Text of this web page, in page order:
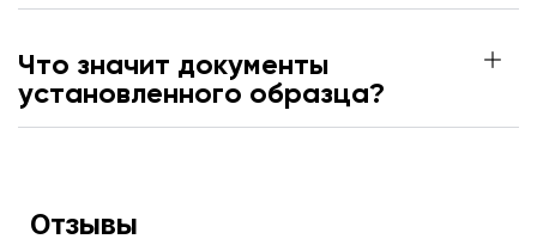
Что значит документы
установленного образца?
Отзывы